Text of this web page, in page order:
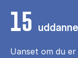
15
Uanset om du